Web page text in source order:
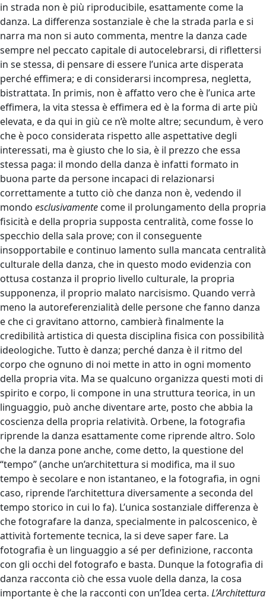
in strada non è più riproducibile, esattamente come la
danza. La differenza sostanziale è che la strada parla e si
narra ma non si auto commenta, mentre la danza cade
sempre nel peccato capitale di autocelebrarsi, di riflettersi
in se stessa, di pensare di essere l’unica arte disperata
perché effimera; e di considerarsi incompresa, negletta,
bistrattata. In primis, non è affatto vero che è l’unica arte
effimera, la vita stessa è effimera ed è la forma di arte più
elevata, e da qui in giù ce n’è molte altre; secundum, è vero
che è poco considerata rispetto alle aspettative degli
interessati, ma è giusto che lo sia, è il prezzo che essa
stessa paga: il mondo della danza è infatti formato in
buona parte da persone incapaci di relazionarsi
correttamente a tutto ciò che danza non è, vedendo il
mondo esclusivamente come il prolungamento della propria
fisicità e della propria supposta centralità, come fosse lo
specchio della sala prove; con il conseguente
insopportabile e continuo lamento sulla mancata centralità
culturale della danza, che in questo modo evidenzia con
ottusa costanza il proprio livello culturale, la propria
supponenza, il proprio malato narcisismo. Quando verrà
meno la autoreferenzialità delle persone che fanno danza
e che ci gravitano attorno, cambierà finalmente la
credibilità artistica di questa disciplina fisica con possibilità
ideologiche. Tutto è danza; perché danza è il ritmo del
corpo che ognuno di noi mette in atto in ogni momento
della propria vita. Ma se qualcuno organizza questi moti di
spirito e corpo, li compone in una struttura teorica, in un
linguaggio, può anche diventare arte, posto che abbia la
coscienza della propria relatività. Orbene, la fotografia
riprende la danza esattamente come riprende altro. Solo
che la danza pone anche, come detto, la questione del
“tempo” (anche un’architettura si modifica, ma il suo
tempo è secolare e non istantaneo, e la fotografia, in ogni
caso, riprende l’architettura diversamente a seconda del
tempo storico in cui lo fa). L’unica sostanziale differenza è
che fotografare la danza, specialmente in palcoscenico, è
attività fortemente tecnica, la si deve saper fare. La
fotografia è un linguaggio a sé per definizione, racconta
con gli occhi del fotografo e basta. Dunque la fotografia di
danza racconta ciò che essa vuole della danza, la cosa
importante è che la racconti con un’Idea certa. L’Architettura